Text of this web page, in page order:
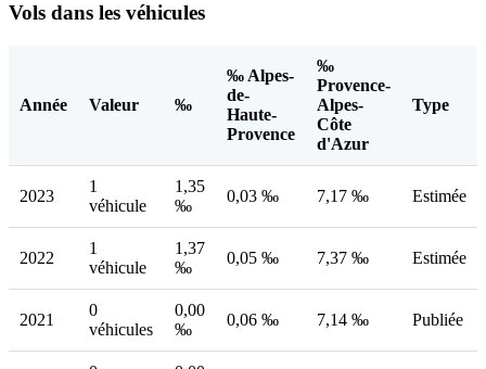
Vols dans les véhicules
Année Valeur ‰
‰ Alpes-
de-
Haute-
Provence
‰
Provence-
Alpes-
Côte
d'Azur
Type
2023
1
véhicule
1,35
‰
0,03 ‰ 7,17 ‰ Estimée
2022
1
véhicule
1,37
‰
0,05 ‰ 7,37 ‰ Estimée
2021
0
véhicules
0,00
‰
0,06 ‰ 7,14 ‰ Publiée